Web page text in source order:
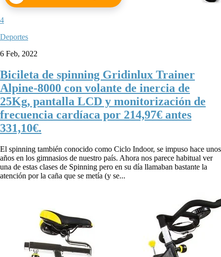
4
Deportes
6 Feb, 2022
Bicileta de spinning Gridinlux Trainer
Alpine-8000 con volante de inercia de
25Kg, pantalla LCD y monitorización de
frecuencia cardíaca por 214,97€ antes
331,10€.
El spinning también conocido como Ciclo Indoor, se impuso hace unos
años en los gimnasios de nuestro país. Ahora nos parece habitual ver
una de estas clases de Spinning pero en su día llamaban bastante la
atención por la caña que se metía (y se...